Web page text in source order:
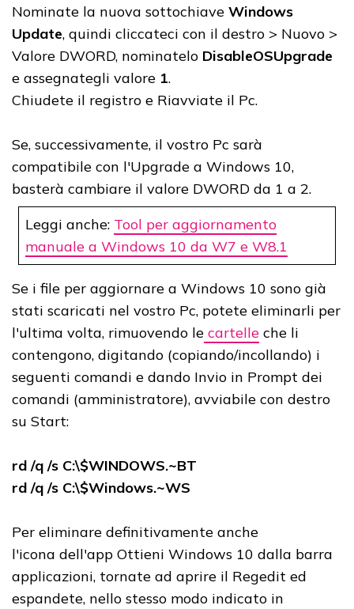
Nominate la nuova sottochiave Windows
Update, quindi cliccateci con il destro > Nuovo >
Valore DWORD, nominatelo DisableOSUpgrade
e assegnategli valore 1.
Chiudete il registro e Riavviate il Pc.
Se, successivamente, il vostro Pc sarà
compatibile con l'Upgrade a Windows 10,
basterà cambiare il valore DWORD da 1 a 2.
Leggi anche: Tool per aggiornamento
manuale a Windows 10 da W7 e W8.1
Se i file per aggiornare a Windows 10 sono già
stati scaricati nel vostro Pc, potete eliminarli per
l'ultima volta, rimuovendo le cartelle che li
contengono, digitando (copiando/incollando) i
seguenti comandi e dando Invio in Prompt dei
comandi (amministratore), avviabile con destro
su Start:
rd /q /s C:\$WINDOWS.~BT
rd /q /s C:\$Windows.~WS
Per eliminare definitivamente anche
l'icona dell'app Ottieni Windows 10 dalla barra
applicazioni, tornate ad aprire il Regedit ed
espandete, nello stesso modo indicato in